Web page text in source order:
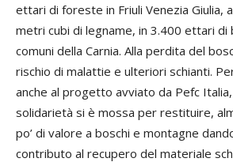
ettari di foreste in Friuli Venezia Giulia,
metri cubi di legname, in 3.400 ettari di
comuni della Carnia. Alla perdita del
rischio di malattie e ulteriori schianti.
anche al progetto avviato da Pefc
solidarietà si è mossa per restituire,
po’ di valore a boschi e montagne
contributo al recupero del materiale